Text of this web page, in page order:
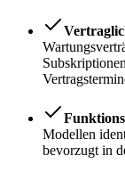
Modellen
bevorzugt in